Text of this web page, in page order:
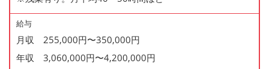
給与
月収 255,000円〜350,000円
年収 3,060,000円〜4,200,000円